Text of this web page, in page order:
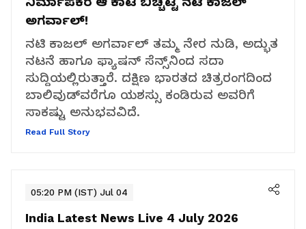
ಅಗರ್ವಾಲ್!
ನಟಿ ಕಾಜಲ್ ಅಗರ್ವಾಲ್ ತಮ್ಮ ನೇರ ನುಡಿ, ಅದ್ಭುತ
ನಟನೆ ಹಾಗೂ ಫ್ಯಾಷನ್ ಸೆನ್ಸ್‌ನಿಂದ ಸದಾ
ಸುದ್ದಿಯಲ್ಲಿರುತ್ತಾರೆ. ದಕ್ಷಿಣ ಭಾರತದ ಚಿತ್ರರಂಗದಿಂದ
ಬಾಲಿವುಡ್‌ವರೆಗೂ ಯಶಸ್ಸು ಕಂಡಿರುವ ಅವರಿಗೆ
ಸಾಕಷ್ಟು ಅನುಭವವಿದೆ.
Read Full Story
05:20 PM (IST) Jul 04
India Latest News Live 4 July 2026